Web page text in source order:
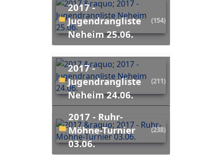
2017 -
Jugendrangliste
Neheim 25.06.
(154)
2017 -
Jugendrangliste
Neheim 24.06.
(211)
2017 - Ruhr-
Möhne-Turnier
03.06.
(238)